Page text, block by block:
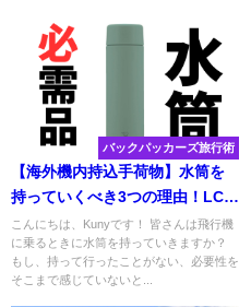
バックパッカーズ旅行術
【海外機内持込手荷物】水筒を
持っていくべき3つの理由！LCC
の機内食オプションはもう不
要？
こんにちは、Kunyです！ 皆さんは飛行機
に乗るときに水筒を持っていきますか？
もし、持って行ったことがない、必要性を
そこまで感じていないと...